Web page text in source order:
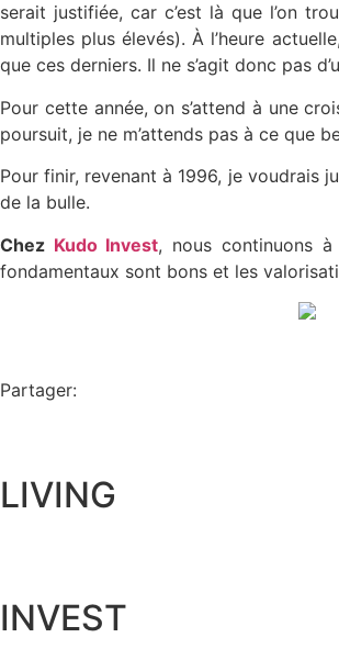
serait justifiée, car c’est là que l’on
multiples plus élevés). À l’heure
que ces derniers. Il ne s’agit donc pas
Pour cette année, on s’attend à une
poursuit, je ne m’attends pas à ce que
Pour finir, revenant à 1996, je voudrais
de la bulle.
Chez Kudo Invest, nous continuons
fondamentaux sont bons et les
Partager:
LIVING
INVEST